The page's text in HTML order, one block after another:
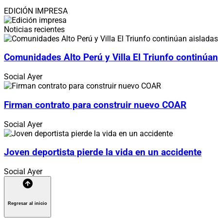
EDICIÓN IMPRESA
Noticias recientes
Comunidades Alto Perú y Villa El Triunfo
Social Ayer
Firman contrato para construir nuevo COAR
Social Ayer
Joven deportista pierde la vida en un accidente
Social Ayer
Regresar al inicio